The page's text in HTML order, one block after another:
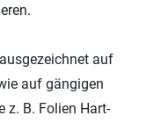
auf
auf gängigen
z. B. Folien Hart-